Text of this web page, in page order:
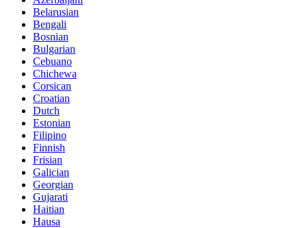
Belarusian
Bengali
Bosnian
Bulgarian
Cebuano
Chichewa
Corsican
Croatian
Dutch
Estonian
Filipino
Finnish
Frisian
Galician
Georgian
Gujarati
Haitian
Hausa